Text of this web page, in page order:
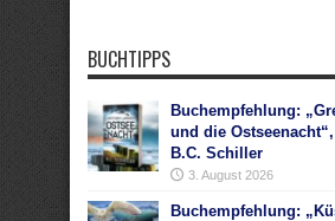
BUCHTIPPS
Buchempfehlung:
und die
B.C. Schiller
3. August 2026
Buchempfehlung: